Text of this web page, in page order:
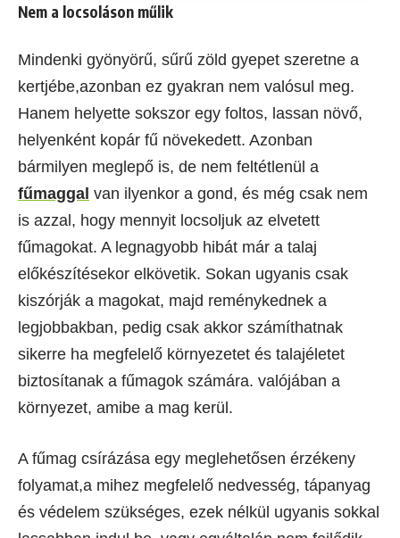
Nem a locsoláson műlik
Mindenki gyönyörű, sűrű zöld gyepet szeretne a
kertjébe,azonban ez gyakran nem valósul meg.
Hanem helyette sokszor egy foltos, lassan növő,
helyenként kopár fű növekedett. Azonban
bármilyen meglepő is, de nem feltétlenül a
fűmaggal van ilyenkor a gond, és még csak nem
is azzal, hogy mennyit locsoljuk az elvetett
fűmagokat. A legnagyobb hibát már a talaj
előkészítésekor elkövetik. Sokan ugyanis csak
kiszórják a magokat, majd reménykednek a
legjobbakban, pedig csak akkor számíthatnak
sikerre ha megfelelő környezetet és talajéletet
biztosítanak a fűmagok számára. valójában a
környezet, amibe a mag kerül.
A fűmag csírázása egy meglehetősen érzékeny
folyamat,a mihez megfelelő nedvesség, tápanyag
és védelem szükséges, ezek nélkül ugyanis sokkal